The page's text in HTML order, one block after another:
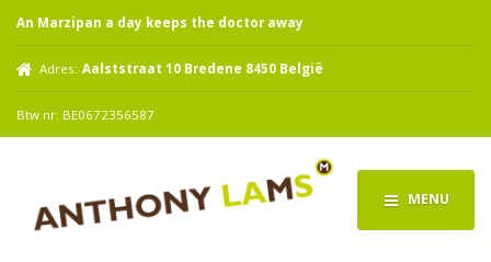
An Marzipan a day keeps the doctor away
Adres: Aalststraat 10 Bredene 8450 België
Btw nr: BE0672356587
MENU